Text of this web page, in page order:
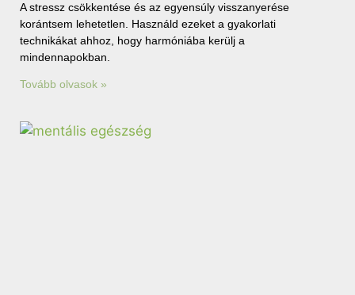
A stressz csökkentése és az egyensúly visszanyerése
korántsem lehetetlen. Használd ezeket a gyakorlati
technikákat ahhoz, hogy harmóniába kerülj a
mindennapokban.
Tovább olvasok »